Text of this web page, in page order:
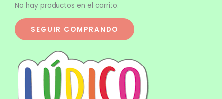
No hay productos en el carrito.
SEGUIR COMPRANDO